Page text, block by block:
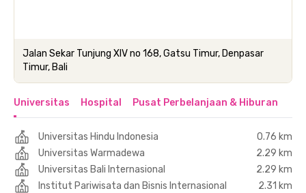
Jalan Sekar Tunjung XIV no 168, Gatsu Timur, Denpasar
Timur, Bali
Universitas Hospital Pusat Perbelanjaan & Hiburan
Universitas Hindu Indonesia
0.76 km
Universitas Warmadewa
2.29 km
Universitas Bali Internasional
2.29 km
Institut Pariwisata dan Bisnis Internasional
2.31 km